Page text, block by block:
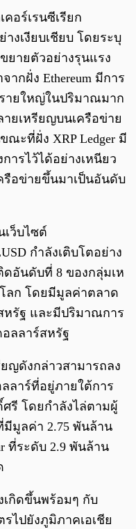
อร์เรนซีเรียก
งเงียบเชียบ โดยระบุ
ยายตัวอย่างรุนแรง
ากฝั่ง Ethereum มีการ
ายใหญ่ในปริมาณมาก
ายเหรียญบนเครือข่าย
ณะที่ฝั่ง XRP Ledger มี
ารไว้ได้อย่างเหนียว
อข่ายขึ้นมาเป็นอันดับ
ว็บไซต์
กำลังเติบโตอย่าง
อันดับที่ 8 ของกลุ่มเห
ลก โดยมีมูลค่าตลาด
หรัฐ และมีปริมาณการ
ลลาร์สหรัฐ
ญดังกล่าวสามารถลง
ลาร์ที่อยู่ภายใต้การ
รี โดยกำลังไล่ตามผู้
มีมูลค่า 2.75 พันล้าน
ที่ระดับ 2.9 พันล้าน
เกิดขึ้นพร้อมๆ กับ
ไปยังภูมิภาคเอเชีย